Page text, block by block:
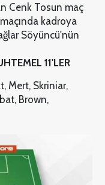
Cenk Tosun maç
kadroya
Söyüncü'nün
11'LER
Mert, Skriniar,
Brown,